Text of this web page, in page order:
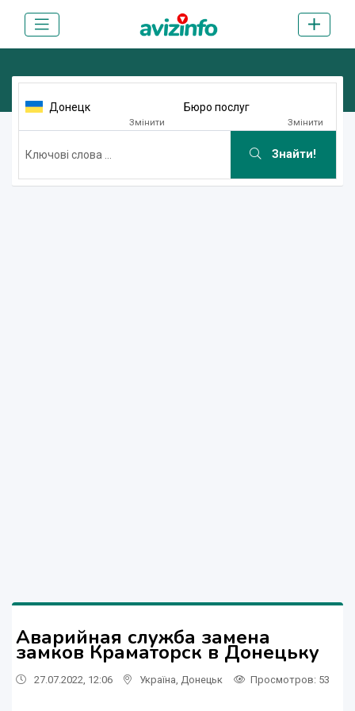
Донецк
Змінити
Бюро послуг
Змінити
Знайти!
Аварийная служба замена
замков Краматорск в Донецьку
27.07.2022, 12:06 Україна Донецьк Просмотров: 53